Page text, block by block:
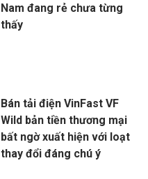
Nam đang rẻ chưa từng
thấy
Bán tải điện VinFast VF
Wild bản tiền thương mại
bất ngờ xuất hiện với loạt
thay đổi đáng chú ý